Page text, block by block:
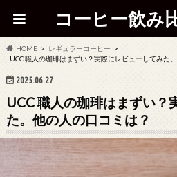
コーヒー飲み
HOME
レギュラーコーヒー
UCC 職人の珈琲はまずい？実際にレビューしてみた
2025.06.27
UCC 職人の珈琲はまずい？
た。他の人の口コミは？